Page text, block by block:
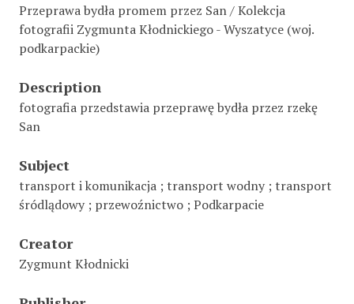
Przeprawa bydła promem przez San / Kolekcja
fotografii Zygmunta Kłodnickiego - Wyszatyce (woj.
podkarpackie)
Description
fotografia przedstawia przeprawę bydła przez rzekę
San
Subject
transport i komunikacja ; transport wodny ; transport
śródlądowy ; przewoźnictwo ; Podkarpacie
Creator
Zygmunt Kłodnicki